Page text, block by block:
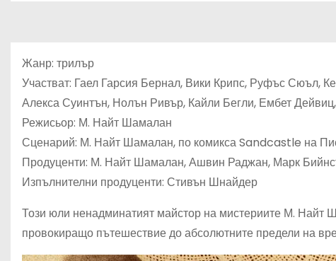
Жанр: трилър
Участват: Гаел Гарсия Бернал, Вики Крипс, Руфъс Сюъл,
Алекса Суинтън, Нолън Ривър, Кайли Бегли, Ембет
Режисьор: М. Найт Шамалан
Сценарий: М. Найт Шамалан, по комикса Sandcastle на
Продуценти: М. Найт Шамалан, Ашвин Раджан, Марк
Изпълнителни продуценти: Стивън Шнайдер
Този юли ненадминатият майстор на мистериите М. Найт
провокиращо пътешествие до абсолютните предели на